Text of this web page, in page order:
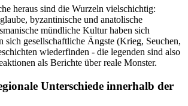
​heraus sind die‌ Wurzeln ‌vielschichtig:
byzantinische und anatolische
mündliche Kultur haben sich
sich‌ gesellschaftliche Ängste (Krieg, Seuchen,
wiederfinden -‍ die ‍legenden⁣ sind ⁢also
‍als Berichte über⁤ reale ⁣Monster.
Unterschiede⁢ innerhalb der